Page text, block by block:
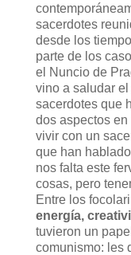
sacerdotes
desde los
parte de los
el Nuncio de
vino a saludar el
sacerdotes que
dos aspectos
vivir con un
que han
nos falta este
cosas, pero
Entre los
energía,
tuvieron un
comunismo: les